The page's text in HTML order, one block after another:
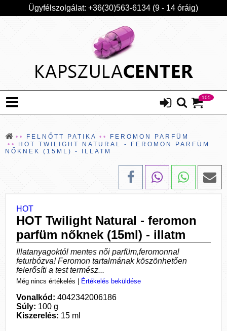
Ügyfélszolgálat: +36(30)563-6134 (9 - 14 óráig)
105
FELNŐTT PATIKA
FEROMON PARFÜM
HOT TWILIGHT NATURAL - FEROMON PARFÜM
NŐKNEK (15ML) - ILLATM
HOT
HOT Twilight Natural - feromon
parfüm nőknek (15ml) - illatm
Illatanyagoktól mentes női parfüm,feromonnal
feturbózva! Feromon tartalmának köszönhetően
felerősíti a test termész...
Még nincs értékelés Értékelés beküldése
Vonalkód: 4042342006186
Súly: 100 g
Kiszerelés: 15 ml